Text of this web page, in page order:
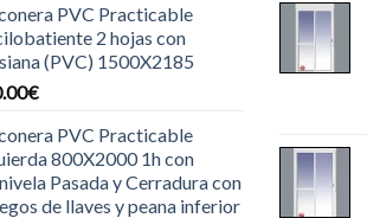
PVC Practicable
2 hojas con
(PVC) 1500X2185
€
PVC Practicable
800X2000 1h con
Pasada y Cerradura con
de llaves y peana inferior